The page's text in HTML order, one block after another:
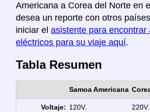
Americana a Corea del Norte en
desea un reporte con otros
iniciar el asistente para encontrar
eléctricos para su viaje aquí.
Tabla Resumen
Samoa Americana
Voltaje: 120V. 220V.